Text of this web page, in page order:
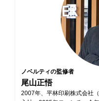
ノベルティの監修者
尾山正悟
2007年、平林印刷株式会社（